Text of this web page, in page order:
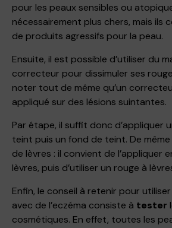
pour les peaux sensibles ou
nécessairement plus chers, mais ils
de produits agressifs pour la peau.
Ensuite, il est possible d’utiliser du
correcteur pour dissimuler ses
noter tout de même qu’un
appliqué sur des lésions suintantes.
Par étape, il suffit donc d’appliquer
teint puis un fond de teint. De
de lèvres : il convient de l’appliquer
lèvres, puis d’utiliser un rouge à
Enfin, le conseil à retenir pour
avec de l’eczéma consiste à tester
cosmétiques. En effet, toutes les